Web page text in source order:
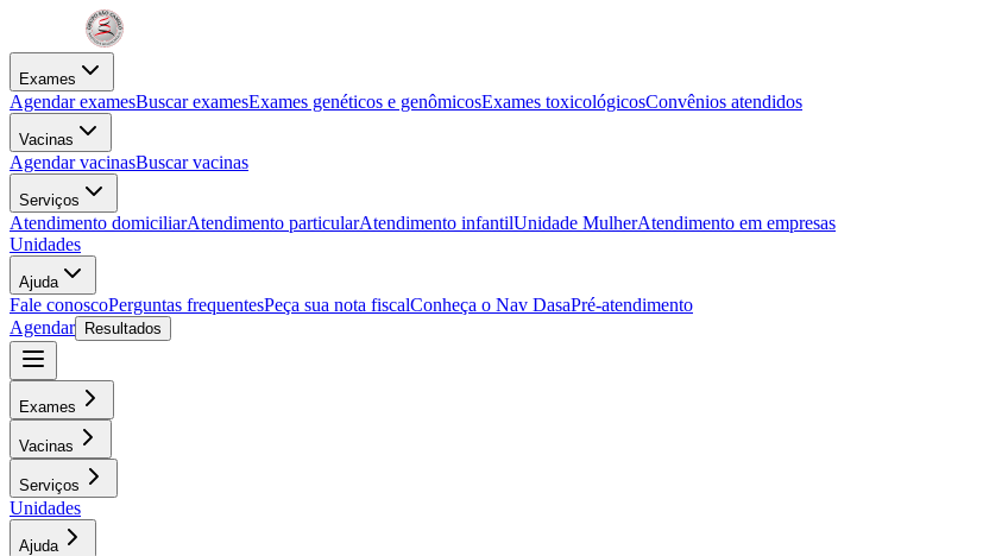
Exames
Agendar examesBuscar examesExames genéticos e genômicosExames toxicológicosConvênios atendidos
Vacinas
Agendar vacinasBuscar vacinas
Serviços
Atendimento domiciliarAtendimento particularAtendimento infantilUnidade MulherAtendimento em empresas
Unidades
Ajuda
Fale conoscoPerguntas frequentesPeça sua nota fiscalConheça o Nav DasaPré-atendimento
Agendar
Resultados
Exames
Vacinas
Serviços
Unidades
Ajuda